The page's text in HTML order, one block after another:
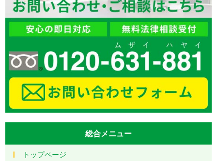
総合メニュー
トップページ